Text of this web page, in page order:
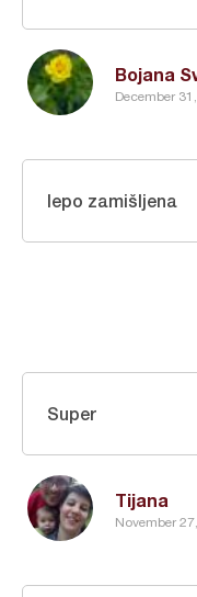
Bojana
December
lepo zamišljena
Tijana
November
Super